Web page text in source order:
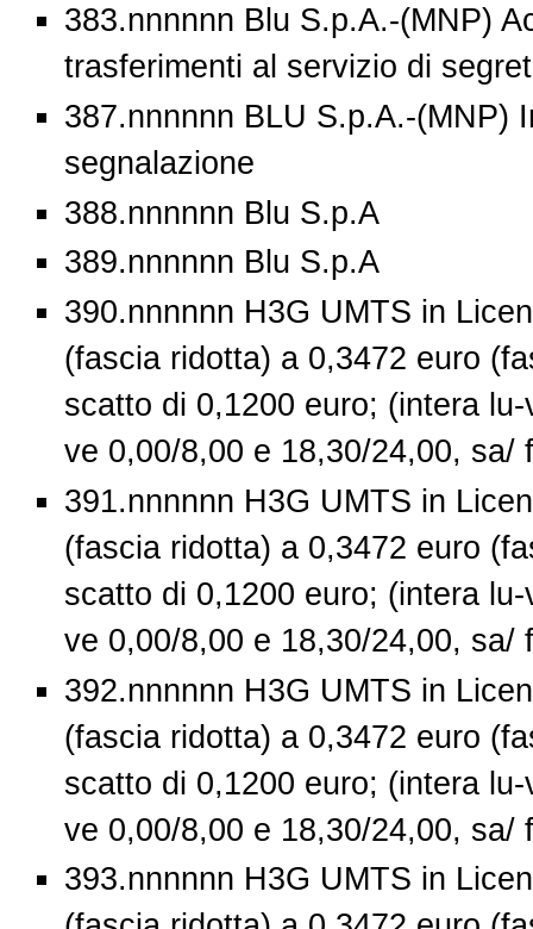
383.nnnnnn Blu S.p.A.-(MNP)
trasferimenti al servizio di
387.nnnnnn BLU S.p.A.-(MNP)
segnalazione
388.nnnnnn Blu S.p.A
389.nnnnnn Blu S.p.A
390.nnnnnn H3G UMTS in
(fascia ridotta) a 0,3472 euro
scatto di 0,1200 euro; (intera
ve 0,00/8,00 e 18,30/24,00, sa/
391.nnnnnn H3G UMTS in
(fascia ridotta) a 0,3472 euro
scatto di 0,1200 euro; (intera
ve 0,00/8,00 e 18,30/24,00, sa/
392.nnnnnn H3G UMTS in
(fascia ridotta) a 0,3472 euro
scatto di 0,1200 euro; (intera
ve 0,00/8,00 e 18,30/24,00, sa/
393.nnnnnn H3G UMTS in